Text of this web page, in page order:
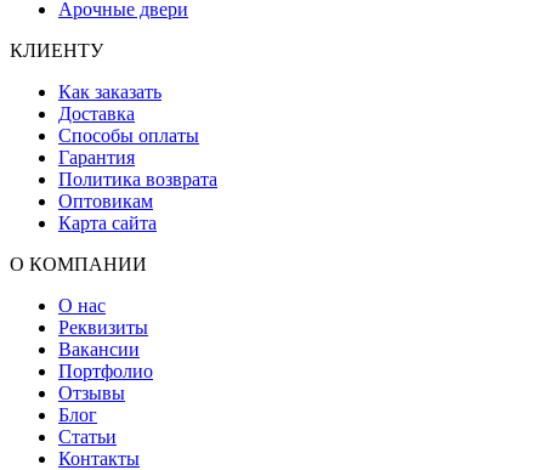
Арочные двери
КЛИЕНТУ
Как заказать
Доставка
Способы оплаты
Гарантия
Политика возврата
Оптовикам
Карта сайта
О КОМПАНИИ
О нас
Реквизиты
Вакансии
Портфолио
Отзывы
Блог
Статьи
Контакты